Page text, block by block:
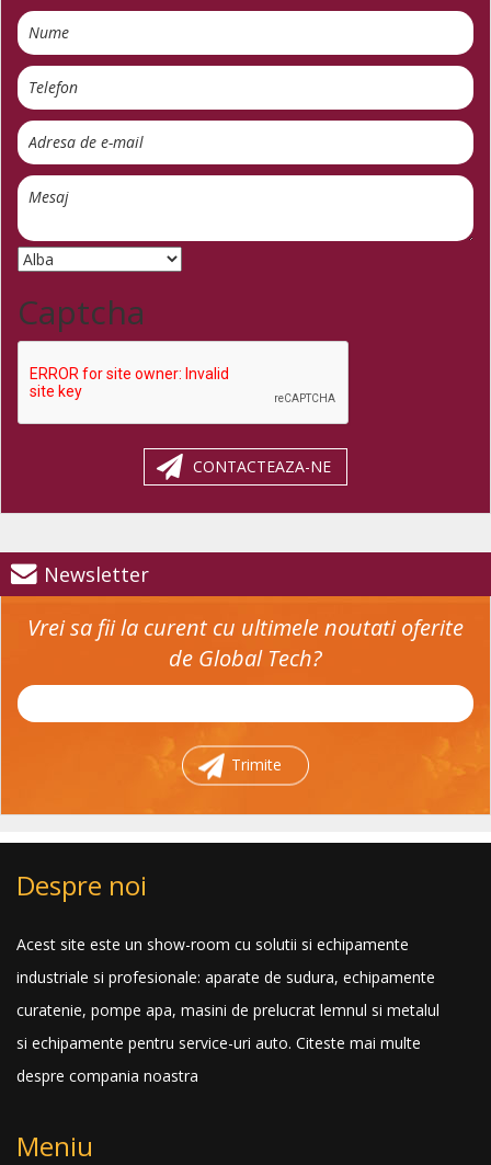
Captcha
CONTACTEAZA-NE
Newsletter
Vrei sa fii la curent cu ultimele noutati oferite
de Global Tech?
Trimite
Despre noi
Acest site este un show-room cu solutii si echipamente
industriale si profesionale: aparate de sudura, echipamente
curatenie, pompe apa, masini de prelucrat lemnul si metalul
si echipamente pentru service-uri auto. Citeste mai multe
despre compania noastra
Meniu